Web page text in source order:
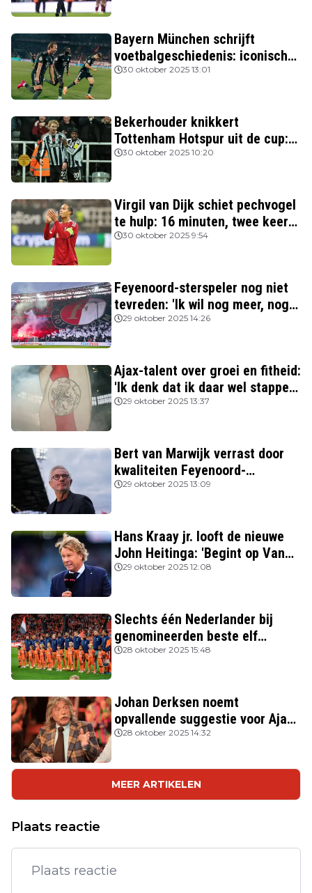
Bayern München schrijft
voetbalgeschiedenis: iconische
Nederlanders verslagen
30 oktober 2025 13:01
Bekerhouder knikkert
Tottenham Hotspur uit de cup:
drie van de vier topclubs nog in
30 oktober 2025 10:20
Virgil van Dijk schiet pechvogel
te hulp: 16 minuten, twee keer
rood
30 oktober 2025 9:54
Feyenoord-sterspeler nog niet
tevreden: 'Ik wil nog meer, nog
beter spelen'
29 oktober 2025 14:26
Ajax-talent over groei en fitheid:
'Ik denk dat ik daar wel stappen
in heb gezet'
29 oktober 2025 13:37
Bert van Marwijk verrast door
kwaliteiten Feyenoord-
aanvoerder: 'Niemand zag
29 oktober 2025 13:09
Hans Kraay jr. looft de nieuwe
John Heitinga: 'Begint op Van
Gaal te lijken'
29 oktober 2025 12:08
Slechts één Nederlander bij
genomineerden beste elf
FIFPRO
28 oktober 2025 15:48
Johan Derksen noemt
opvallende suggestie voor Ajax:
'Wacht op hem als opvolger van
28 oktober 2025 14:32
MEER ARTIKELEN
Plaats reactie